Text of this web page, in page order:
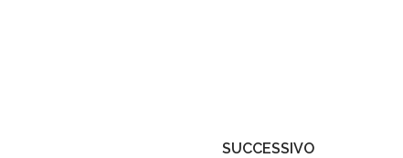
SUCCESSIVO